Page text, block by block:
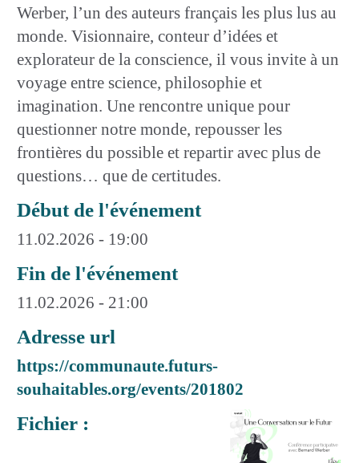
Werber, l’un des auteurs français les plus lus au
monde. Visionnaire, conteur d’idées et
explorateur de la conscience, il vous invite à un
voyage entre science, philosophie et
imagination. Une rencontre unique pour
questionner notre monde, repousser les
frontières du possible et repartir avec plus de
questions… que de certitudes.
Début de l'événement
11.02.2026 - 19:00
Fin de l'événement
11.02.2026 - 21:00
Adresse url
https://communaute.futurs-
souhaitables.org/events/201802
Fichier :